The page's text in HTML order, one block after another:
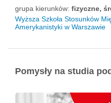
grupa kierunków: fizyczne,
Wyższa Szkoła Stosunków
Amerykanistyki w Warszawie
Pomysły na studia